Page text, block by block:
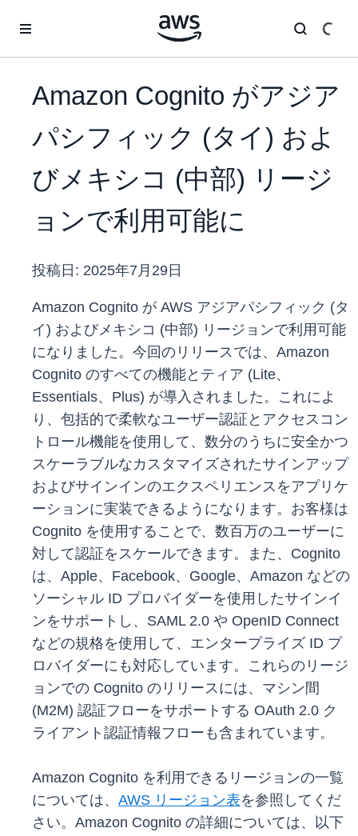
Amazon Cognito がアジア
パシフィック (タイ) およ
びメキシコ (中部) リージ
ョンで利用可能に
投稿日: 2025年7月29日
Amazon Cognito が AWS アジアパシフィック (タ
イ) およびメキシコ (中部) リージョンで利用可能
になりました。今回のリリースでは、Amazon
Cognito のすべての機能とティア (Lite、
Essentials、Plus) が導入されました。これによ
り、包括的で柔軟なユーザー認証とアクセスコン
トロール機能を使用して、数分のうちに安全かつ
スケーラブルなカスタマイズされたサインアップ
およびサインインのエクスペリエンスをアプリケ
ーションに実装できるようになります。お客様は
Cognito を使用することで、数百万のユーザーに
対して認証をスケールできます。また、Cognito
は、Apple、Facebook、Google、Amazon などの
ソーシャル ID プロバイダーを使用したサインイ
ンをサポートし、SAML 2.0 や OpenID Connect
などの規格を使用して、エンタープライズ ID プ
ロバイダーにも対応しています。これらのリージ
ョンでの Cognito のリリースには、マシン間
(M2M) 認証フローをサポートする OAuth 2.0 ク
ライアント認証情報フローも含まれています。
Amazon Cognito を利用できるリージョンの一覧
については、 AWS リージョン表を参照してくだ
さい。Amazon Cognito の詳細については、以下